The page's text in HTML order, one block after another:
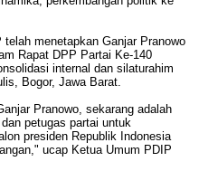
menetapkan Ganjar Pranowo
Rapat DPP Partai Ke-140
internal dan silaturahim
Bogor, Jawa Barat.
Pranowo, sekarang adalah
petugas partai untuk
presiden Republik Indonesia
ucap Ketua Umum PDIP